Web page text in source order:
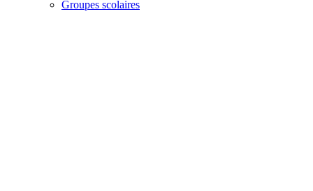
Groupes scolaires